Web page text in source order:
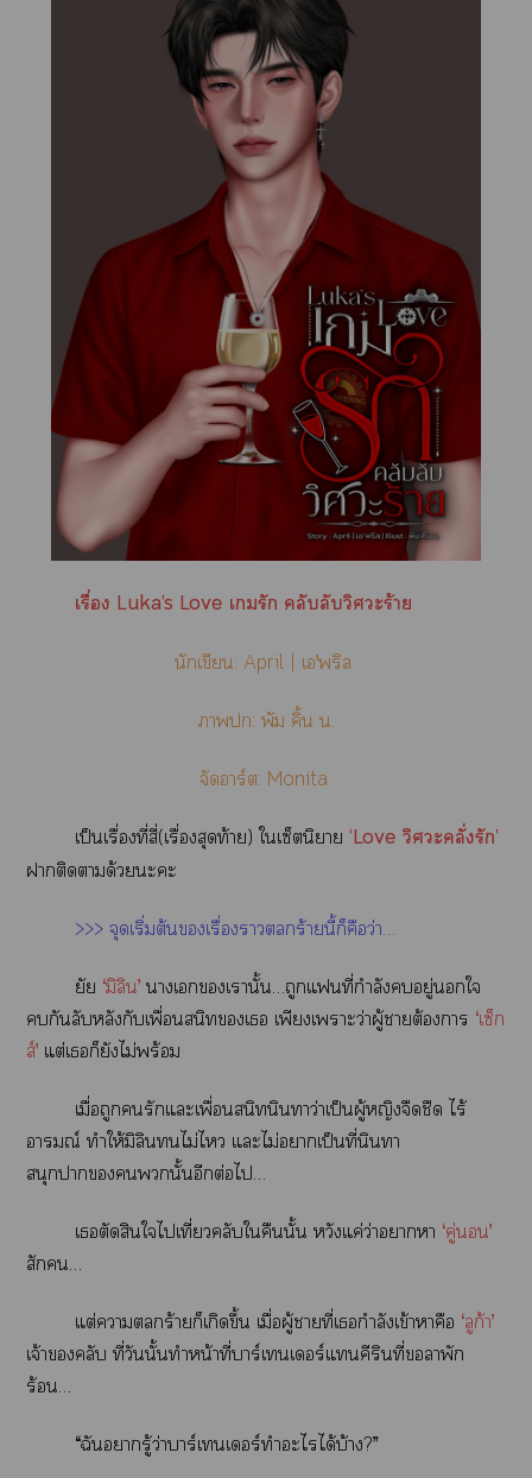
เรื่อง Luka’s Love เรัก คลับลับวิศวะร้าย
นักเขียน: April | เ’พริล
า: พัม คิ้น น.
จัดอาร์ต: Monita
เป็นเรื่องที่สี่(เรื่องสุดท้าย) ใเซ็ตนิา ‘Love วิศวะคลั่งรัก’
าติดาด้วยะะ
>>> จุดเริ่มต้นเรื่องาร้ายนี้ก็คือว่า…
ยัย ‘มิลิน’ าเเานั้น…ถูกแที่กำลังอยู่ใ
กันลับหลังกับเพื่อนสนิทเ เพียงเาะว่าผู้าต้องา ‘เซ็ก
ส์’ แต่เก็ยังไม่พร้อม
เมื่อถูกรักแะเพื่อนสนิทนินทาว่าเป็นผู้หญิงจืดชืด ไร้
อารมณ์ ทำให้มิลินไม่ไ แะไม่าเป็นที่นินทา
สนุกานั้นอีกต่อไ…
เตัดสินใไเที่ยวคลับใคืนนั้น หวังแค่ว่าาา ‘คู่’
สัก…
แต่าร้ายก็เกิดขึ้น เมื่อผู้าที่เกำลังเข้าาคือ ‘ลูก้า’
เจ้าคลับ ที่วันนั้นทำหน้าที่บาร์เทนเดอร์แคีรินที่าพัก
ร้อน…
“ฉันารู้ว่าบาร์เทนเดอร์ทำะไได้บ้าง?”